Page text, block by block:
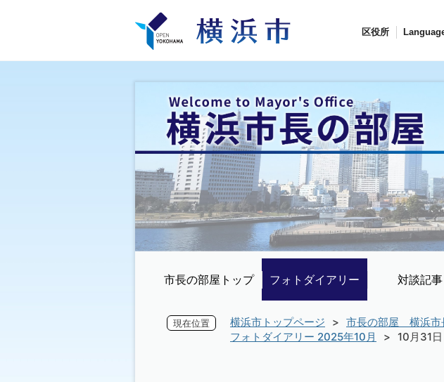
区役所
市長の部屋トップ フォトダイアリー 対談記事
現在位置 横浜市トップページ 市長の部屋 横浜市
フォトダイアリー 2025年10月
10月31